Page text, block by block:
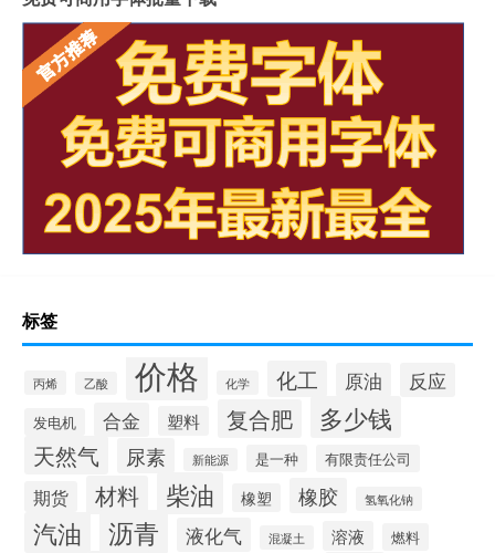
标签
丙烯 乙酸 价格 化学 化工 原油 反应
发电机 合金 塑料 复合肥 多少钱
天然气 尿素 新能源 是一种 有限责任公司
期货 材料 柴油 橡塑 橡胶 氢氧化钠
汽油 沥青 液化气 混凝土 溶液 燃料